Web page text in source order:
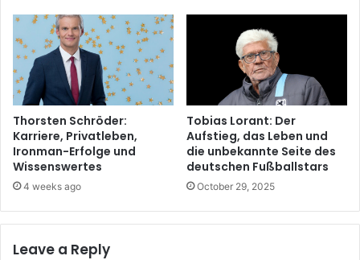
Thorsten Schröder:
Karriere, Privatleben,
Ironman-Erfolge und
Wissenswertes
4 weeks ago
Tobias Lorant: Der
Aufstieg, das Leben und
die unbekannte Seite des
deutschen Fußballstars
October 29, 2025
Leave a Reply